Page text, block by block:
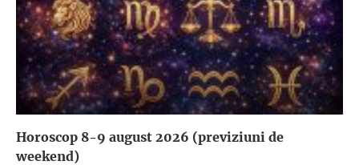
Horoscop 8-9 august 2026 (previziuni de
weekend)